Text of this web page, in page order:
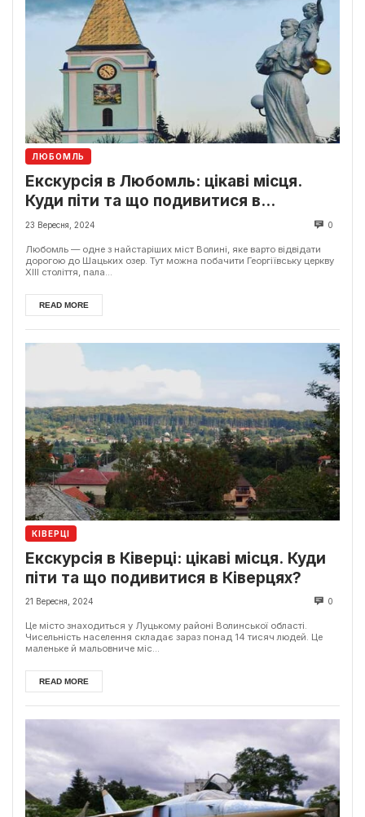
ЛЮБОМЛЬ
Екскурсія в Любомль: цікаві місця.
Куди піти та що подивитися в
Любомлі?
23 Вересня, 2024 0
Любомль — одне з найстаріших міст Волині, яке варто відвідати
дорогою до Шацьких озер. Тут можна побачити Георгіївську церкву
XIII століття, пала...
READ MORE
КІВЕРЦІ
Екскурсія в Ківерці: цікаві місця. Куди
піти та що подивитися в Ківерцях?
21 Вересня, 2024 0
Це місто знаходиться у Луцькому районі Волинської області.
Чисельність населення складає зараз понад 14 тисяч людей. Це
маленьке й мальовниче міс...
READ MORE